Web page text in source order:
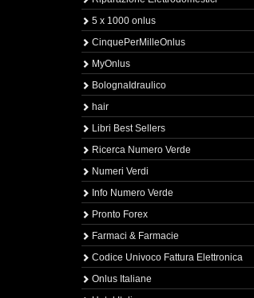
5 x 1000 onlus
CinquePerMilleOnlus
MyOnlus
BolognaIdraulico
hair
Libri Best Sellers
Ricerca Numero Verde
Numeri Verdi
Info Numero Verde
Pronto Forex
Farmaci & Farmacie
Codice Univoco Fattura Elettronica
Onlus Italiane